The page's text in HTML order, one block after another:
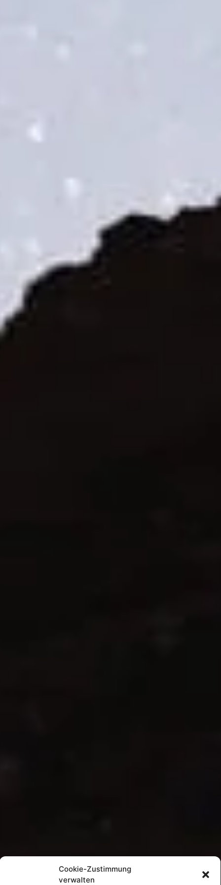
Cookie-Zustimmung
verwalten